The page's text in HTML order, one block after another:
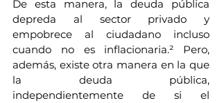
De esta manera, la deuda pública
depreda al sector privado y
empobrece al ciudadano incluso
cuando no es inflacionaria.² Pero,
además, existe otra manera en la que
la deuda pública,
independientemente de si el